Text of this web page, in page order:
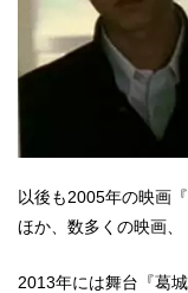
以後も2005年の映画
ほか、数多くの映画、
2013年には舞台『葛